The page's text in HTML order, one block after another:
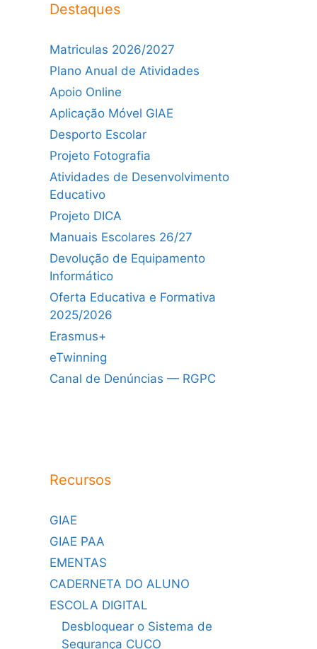
Destaques
Matriculas 2026/2027
Plano Anual de Atividades
Apoio Online
Aplicação Móvel GIAE
Desporto Escolar
Projeto Fotografia
Atividades de Desenvolvimento
Educativo
Projeto DICA
Manuais Escolares 26/27
Devolução de Equipamento
Informático
Oferta Educativa e Formativa
2025/2026
Erasmus+
eTwinning
Canal de Denúncias — RGPC
Recursos
GIAE
GIAE PAA
EMENTAS
CADERNETA DO ALUNO
ESCOLA DIGITAL
Desbloquear o Sistema de
Segurança CUCO